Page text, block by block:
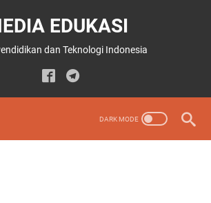
EDUKASI
dan Teknologi Indonesia